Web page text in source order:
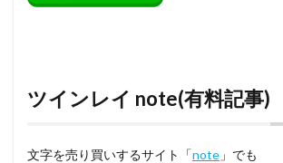
ツインレイ note(有料記事)
文字を売り買いするサイト「note 」でも